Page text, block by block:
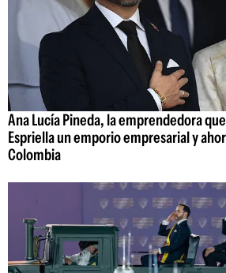
Ana Lucía Pineda, la emprendedora
Espriella un emporio empresarial y
Colombia